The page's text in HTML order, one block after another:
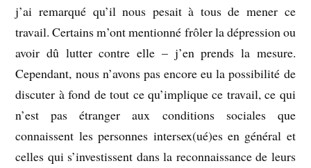
j’ai remarqué qu’il nous pesait à tous de mener ce
travail. Certains m’ont mentionné frôler la dépression ou
avoir dû lutter contre elle – j’en prends la mesure.
Cependant, nous n’avons pas encore eu la possibilité de
discuter à fond de tout ce qu’implique ce travail, ce qui
n’est pas étranger aux conditions sociales que
connaissent les personnes intersex(ué)es en général et
celles qui s’investissent dans la reconnaissance de leurs